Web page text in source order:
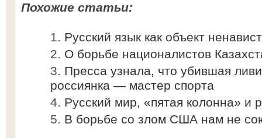
Похожие статьи:
Русский язык как объект
О борьбе националистов
Пресса узнала, что убившая
россиянка — мастер спорта
Русский мир, «пятая колонна» и
В борьбе со злом США нам не